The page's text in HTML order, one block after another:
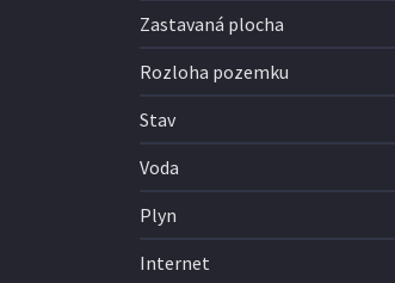
Zastavaná plocha
Rozloha pozemku
Stav
Voda
Plyn
Internet